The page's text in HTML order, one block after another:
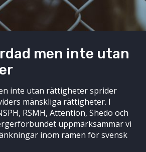
men inte utan
inte utan rättigheter sprider
mänskliga rättigheter. I
RSMH, Attention, Shedo och
uppmärksammar vi
inom ramen för svensk